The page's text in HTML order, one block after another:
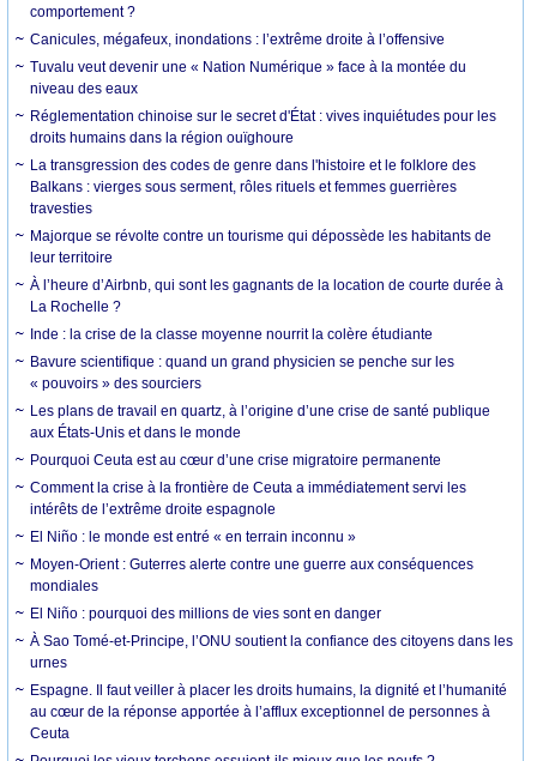
comportement ?
Canicules, mégafeux, inondations : l’extrême droite à l’offensive
Tuvalu veut devenir une « Nation Numérique » face à la montée du
niveau des eaux
Réglementation chinoise sur le secret d'État : vives inquiétudes pour les
droits humains dans la région ouïghoure
La transgression des codes de genre dans l'histoire et le folklore des
Balkans : vierges sous serment, rôles rituels et femmes guerrières
travesties
Majorque se révolte contre un tourisme qui dépossède les habitants de
leur territoire
À l’heure d’Airbnb, qui sont les gagnants de la location de courte durée à
La Rochelle ?
Inde : la crise de la classe moyenne nourrit la colère étudiante
Bavure scientifique : quand un grand physicien se penche sur les
« pouvoirs » des sourciers
Les plans de travail en quartz, à l’origine d’une crise de santé publique
aux États-Unis et dans le monde
Pourquoi Ceuta est au cœur d’une crise migratoire permanente
Comment la crise à la frontière de Ceuta a immédiatement servi les
intérêts de l’extrême droite espagnole
El Niño : le monde est entré « en terrain inconnu »
Moyen-Orient : Guterres alerte contre une guerre aux conséquences
mondiales
El Niño : pourquoi des millions de vies sont en danger
À Sao Tomé-et-Principe, l’ONU soutient la confiance des citoyens dans les
urnes
Espagne. Il faut veiller à placer les droits humains, la dignité et l’humanité
au cœur de la réponse apportée à l’afflux exceptionnel de personnes à
Ceuta